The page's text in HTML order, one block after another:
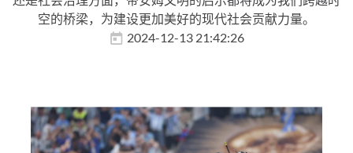
空的桥梁，为建设更加美好的现代社会贡献力量。
2024-12-13 21:42:26